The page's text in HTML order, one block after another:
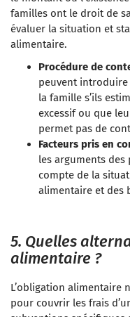
familles ont le droit de
évaluer la situation et
alimentaire.
Procédure de
peuvent
la famille s’ils
excessif ou que
permet pas de
Facteurs pris en
les arguments
compte de la
alimentaire et des
5. Quelles
alimentaire ?
L’obligation alimentaire
pour couvrir les frais